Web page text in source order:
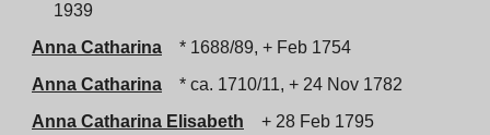
1939
Anna Catharina
* 1688/89, + Feb 1754
Anna Catharina
* ca. 1710/11, + 24 Nov 1782
Anna Catharina Elisabeth
+ 28 Feb 1795